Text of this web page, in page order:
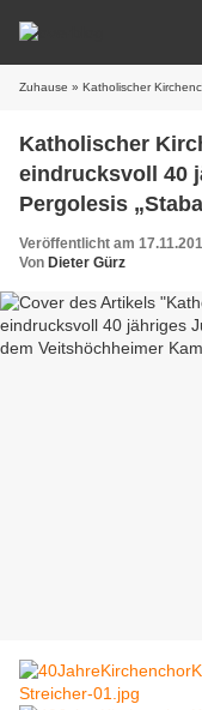
Zuhause » Katholischer Kirchenchor Veitshöchheim
Katholischer
eindrucksvoll 40
Pergolesis
Veitshöchheimer
Veröffentlicht am
Von Dieter Gürz